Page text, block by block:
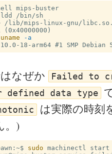
/lib/mips-linux-gnu/
uname
-a
18-arm64 #1 SMP Debian
はなぜか Failed to
data type
は実際の時刻
。)
sudo machinectl start